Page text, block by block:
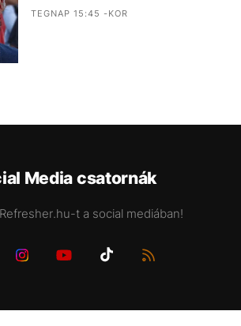
TEGNAP 15:45 -KOR
Media csatornák
t a social mediában!